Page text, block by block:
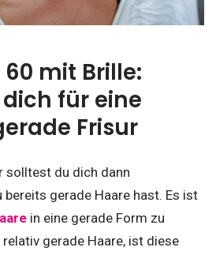
mit Brille:
für eine
Frisur
solltest du dich dann
bereits gerade Haare hast. Es ist
in eine gerade Form zu
gerade Haare, ist diese